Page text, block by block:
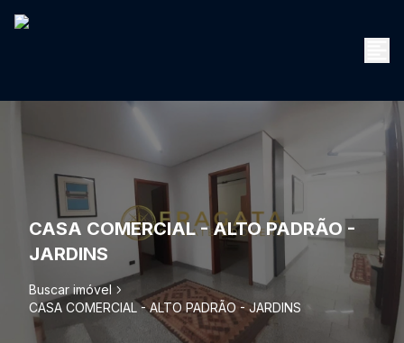
CASA COMERCIAL - ALTO PADRÃO -
JARDINS
Buscar imóvel
CASA COMERCIAL - ALTO PADRÃO - JARDINS